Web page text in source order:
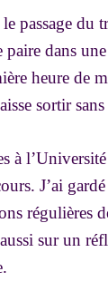
passage du
paire dans
heure de
sortir
à
J’ai
régulières
sur un